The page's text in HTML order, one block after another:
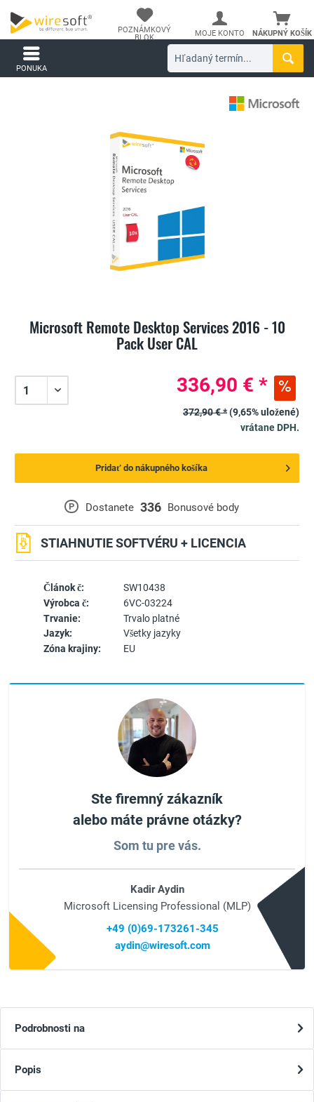
NÁKUPNÝ KOŠÍK
POZNÁMKOVÝ
BLOK
MOJE KONTO
PONUKA
Microsoft Remote Desktop Services 2016 - 10
Pack User CAL
Článok č:
SW10438
Výrobca č:
6VC-03224
Trvanie:
Trvalo platné
Jazyk:
Všetky jazyky
Zóna krajiny:
EU
P Dostanete 336 Bonusové body
STIAHNUTIE SOFTVÉRU + LICENCIA
336,90 € *
372,90 € *(9,65% uložené)
vrátane DPH.
Pridať do nákupného košíka
Ste firemný zákazník
alebo máte právne otázky?
Som tu pre vás.
Kadir Aydin
Microsoft Licensing Professional (MLP)
+49 (0)69-173261-345
aydin@wiresoft.com
Podrobnosti na
Popis